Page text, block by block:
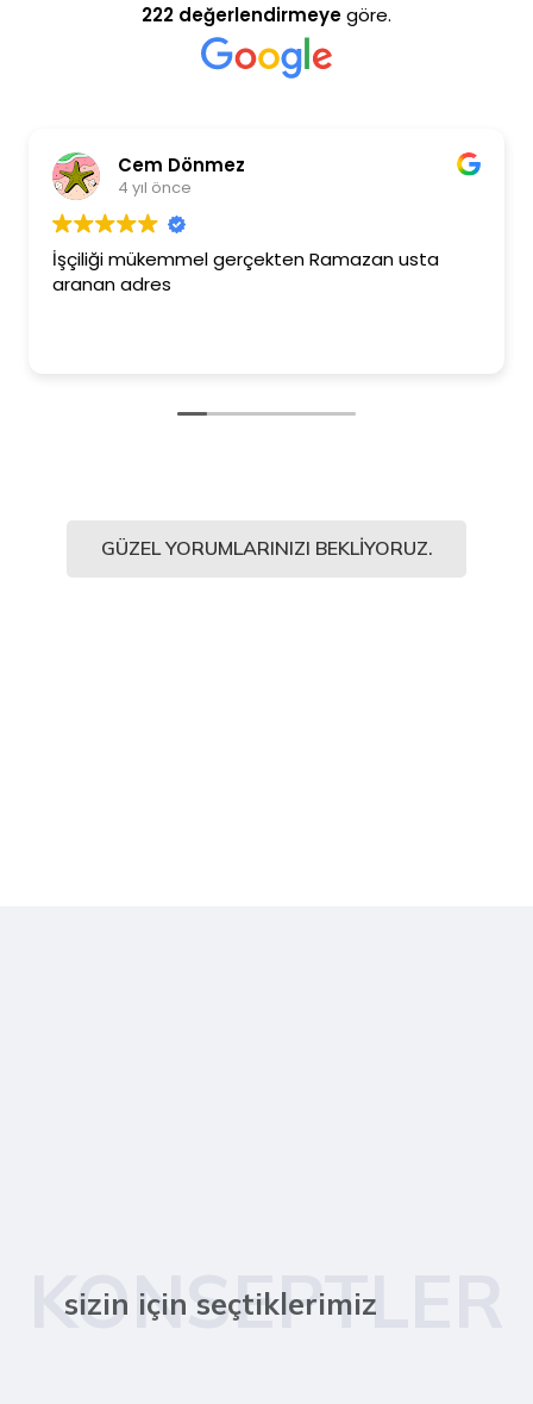
222 değerlendirmeyegöre.
Cem Dönmez
4 yıl önce
İşçiliği mükemmel gerçekten Ramazan usta
aranan adres
GÜZEL YORUMLARINIZI BEKLIYORUZ.
KONSEPTLER
sizin için seçtiklerimiz